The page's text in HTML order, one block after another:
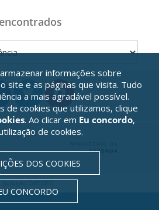
SoluçãoSerpro
informações sobre
site e as páginas que visita. Tudo
a mais agradável possível.
de cookies que utilizamos, clique
. Ao clicar em Eu concordo,
de cookies.
DOS COOKIES
CONCORDO